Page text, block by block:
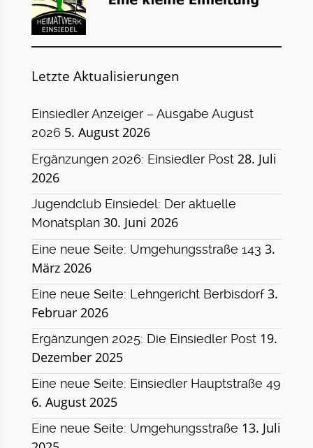
Letzte Aktualisierungen
Einsiedler Anzeiger – Ausgabe August
2026 5. August 2026
Ergänzungen 2026: Einsiedler Post 28. Juli
2026
Jugendclub Einsiedel: Der aktuelle
Monatsplan 30. Juni 2026
Eine neue Seite: Umgehungsstraße 143 3.
März 2026
Eine neue Seite: Lehngericht Berbisdorf 3.
Februar 2026
Ergänzungen 2025: Die Einsiedler Post 19.
Dezember 2025
Eine neue Seite: Einsiedler Hauptstraße 49
6. August 2025
Eine neue Seite: Umgehungsstraße 13. Juli